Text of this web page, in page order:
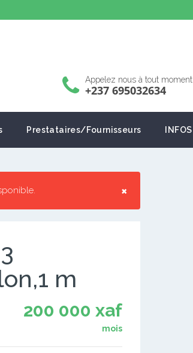
Appelez nous à tout moment
+237 695032634
Prestataires/Fournisseurs INFOS
×
m
200 000 xaf
mois